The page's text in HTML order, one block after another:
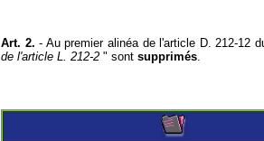
Art. 2. - Au premier alinéa de l'article D. 212-12
de l'article L. 212-2 " sont supprimés.